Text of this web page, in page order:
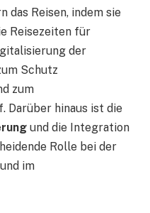
Reisen, indem sie
Reisezeiten für
der
Schutz
zum
Darüber hinaus ist die
und die Integration
Rolle bei der
im